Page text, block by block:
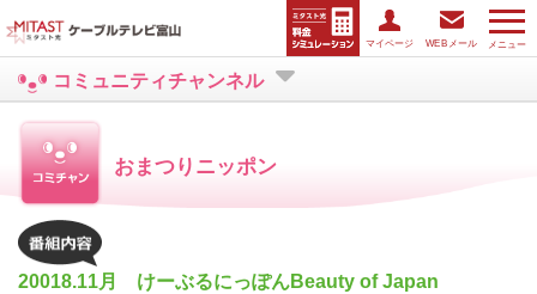
メニュー
マイページ WEBメール
コミュニティチャンネル
おまつりニッポン
20018.11月 けーぶるにっぽんBeauty of Japan